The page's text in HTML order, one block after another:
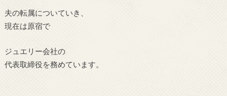
夫の転属についていき、
現在は原宿で
ジュエリー会社の
代表取締役を務めています。